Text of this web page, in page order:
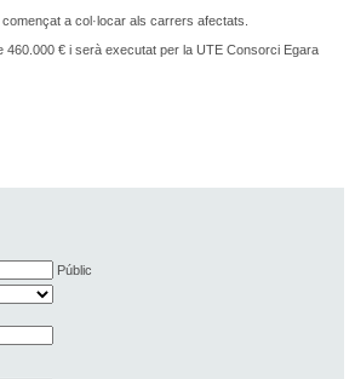
a col·locar als carrers afectats.
460.000 € i serà executat per la UTE Consorci Egara
Públic